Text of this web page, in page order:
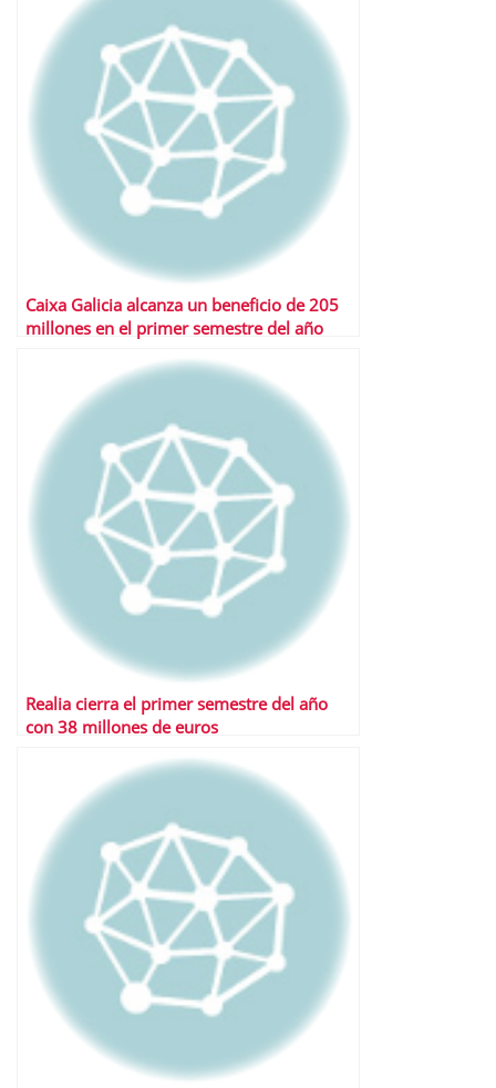
Caixa Galicia alcanza un beneficio de 205
millones en el primer semestre del año
Realia cierra el primer semestre del año
con 38 millones de euros